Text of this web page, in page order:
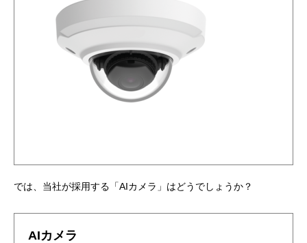
では、当社が採用する「AIカメラ」はどうでしょうか？
AIカメラ